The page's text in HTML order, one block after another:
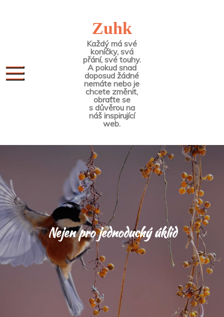
Zuhk
Každý má své
koníčky, svá
přání, své touhy.
A pokud snad
doposud žádné
nemáte nebo je
chcete změnit,
obraťte se
s důvěrou na
náš inspirující
web.
Nejen pro jednoduchý úklid